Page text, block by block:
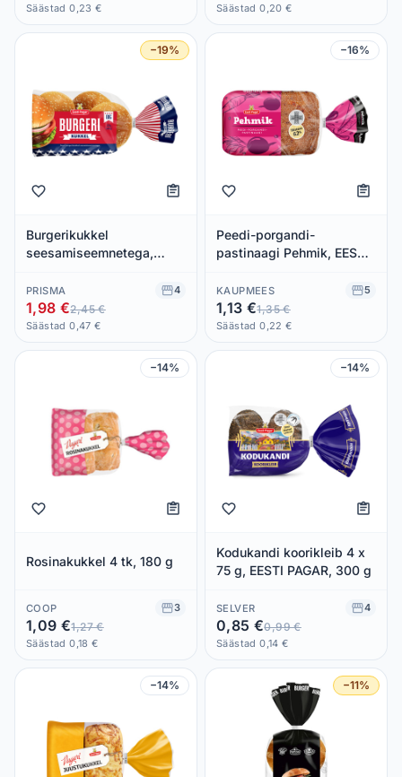
Säästad 0,23 € Säästad 0,20 €
−19%
Burgerikukkel
seesamiseemnetega,
PRISMA 4
1,98 €2,45 €
Säästad 0,47 €
−16%
Peedi-porgandi-
pastinaagi Pehmik, EESTI
KAUPMEES 5
1,13 €1,35 €
Säästad 0,22 €
−14%
Rosinakukkel 4 tk, 180 g
COOP 3
1,09 €1,27 €
Säästad 0,18 €
−14%
Kodukandi koorikleib 4 x
75 g, EESTI PAGAR, 300 g
SELVER 4
0,85 €0,99 €
Säästad 0,14 €
−14% −11%